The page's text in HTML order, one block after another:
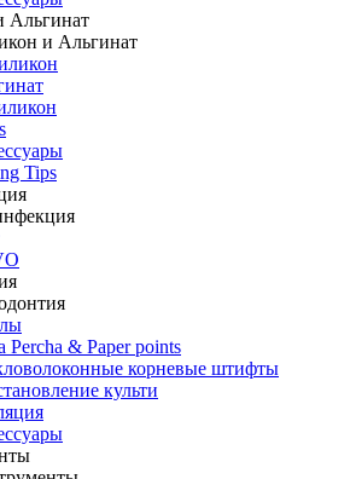
Альгинат
и Альгинат
Tips
Percha & Paper points
корневые штифты
культи